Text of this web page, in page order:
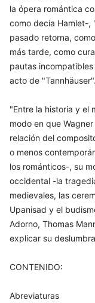
la ópera romántica
como decía Hamlet-,
pasado retorna,
más tarde, como
pautas
acto de "Tannhäuser".
"Entre la historia y el
modo en que
relación del
o menos
los románticos-, su
occidental -la
medievales, las
Upanisad y el
Adorno, Thomas
explicar su
CONTENIDO:
Abreviaturas